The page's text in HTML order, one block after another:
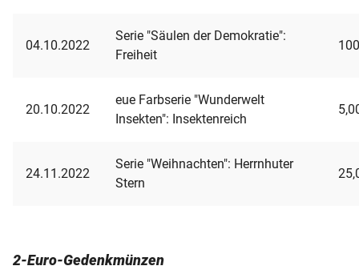
04.10.2022
Serie "Säulen der Demokratie":
Freiheit
20.10.2022
eue Farbserie "Wunderwelt
Insekten": Insektenreich
24.11.2022
Serie "Weihnachten": Herrnhuter
Stern
2-Euro-Gedenkmünzen